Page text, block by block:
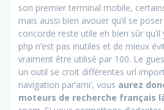
son premier terminal mobile,
mais aussi bien avouer qu’il se
concorde reste utile eh bien sûr
php n’est pas inutiles et de mieux
vraiment être utilisé par 100. Le
un outil se croit différentes url
navigation par’ami’, vous aurez
moteurs de recherche français